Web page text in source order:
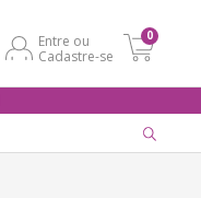
Entre ou
Cadastre-se
0